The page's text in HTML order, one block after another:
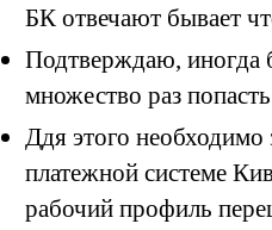
БК отвечают бывает
Подтверждаю, иногда
множество раз попасть
Ддя этого необходимо
платежной системе
рабочий профиль